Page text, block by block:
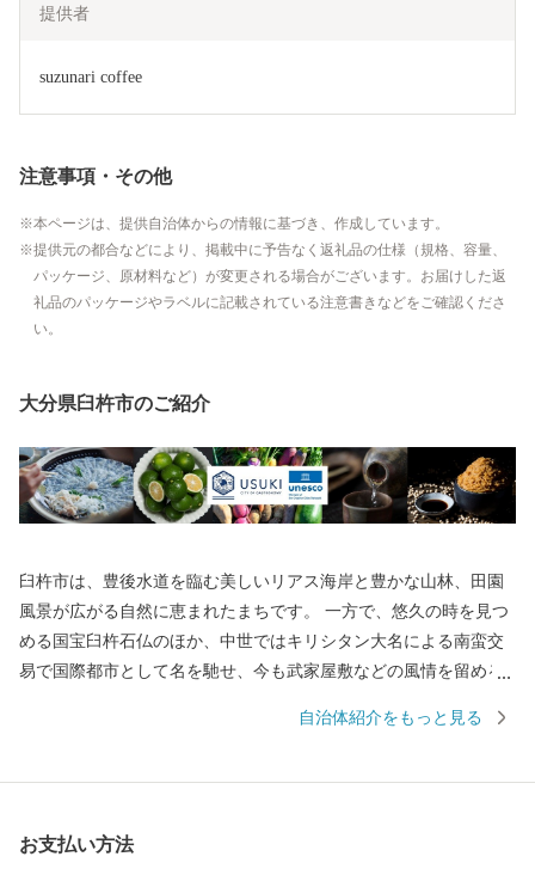
提供者
suzunari coffee
注意事項・その他
本ページは、提供自治体からの情報に基づき、作成しています。
提供元の都合などにより、掲載中に予告なく返礼品の仕様（規格、容量、
パッケージ、原材料など）が変更される場合がございます。お届けした返
礼品のパッケージやラベルに記載されている注意書きなどをご確認くださ
い。
大分県臼杵市のご紹介
臼杵市は、豊後水道を臨む美しいリアス海岸と豊かな山林、田園
風景が広がる自然に恵まれたまちです。 一方で、悠久の時を見つ
める国宝臼杵石仏のほか、中世ではキリシタン大名による南蛮交
易で国際都市として名を馳せ、今も武家屋敷などの風情を留める
質は、豊かな食文化の魅力と相まって、「日本の心が息づく」癒
自治体紹介をもっと見る
お支払い方法